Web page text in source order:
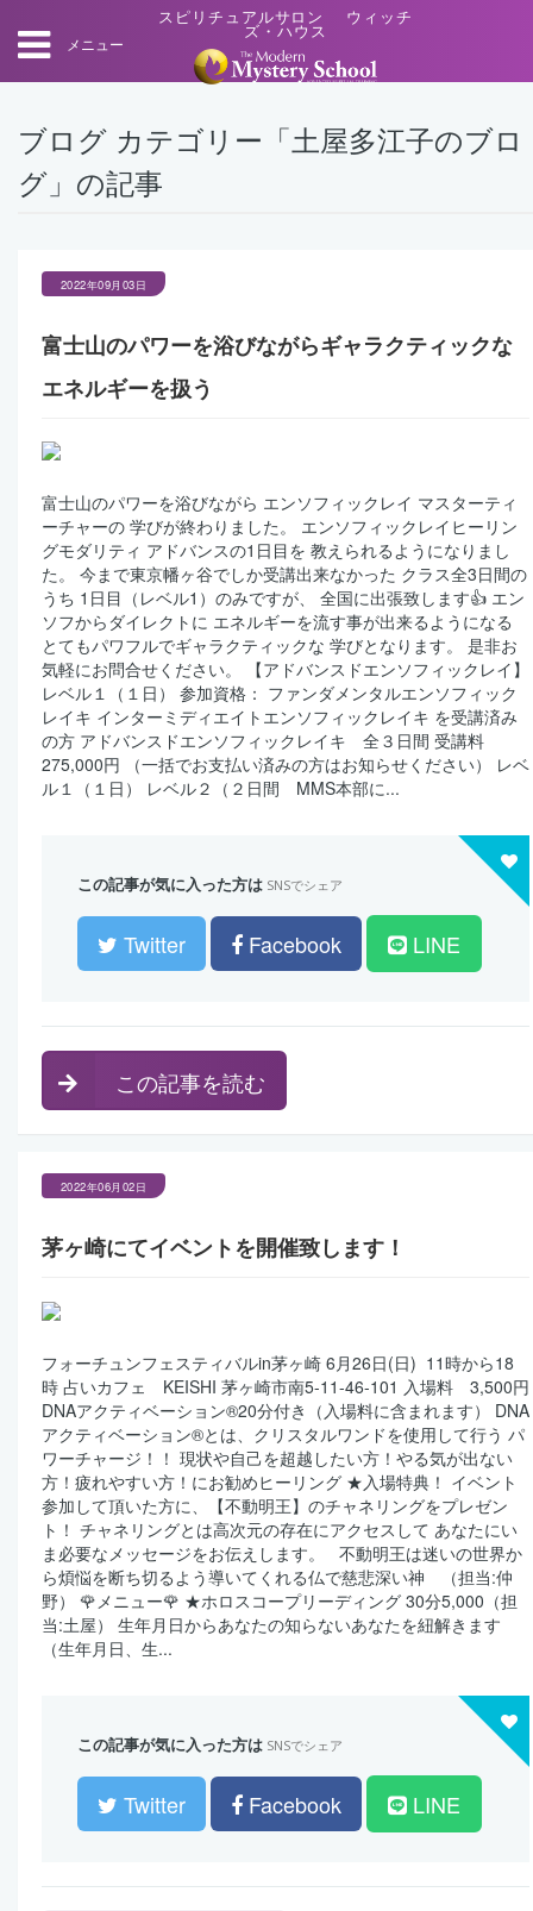
メニュー
スピリチュアルサロン ウィッチ
ズ・ハウス
ブログ カテゴリー「土屋多江子のブロ
グ」の記事
2022年09月03日
富士山のパワーを浴びながらギャラクティックな
エネルギーを扱う
富士山のパワーを浴びながら エンソフィックレイ マスターティ
ーチャーの 学びが終わりました。 エンソフィックレイヒーリン
グモダリティ アドバンスの1日目を 教えられるようになりまし
た。 今まで東京幡ヶ谷でしか受講出来なかった クラス全3日間の
うち 1日目（レベル1）のみですが、 全国に出張致します👍 エン
ソフからダイレクトに エネルギーを流す事が出来るようになる
とてもパワフルでギャラクティックな 学びとなります。 是非お
気軽にお問合せください。 【アドバンスドエンソフィックレイ】
レベル１（１日） 参加資格： ファンダメンタルエンソフィック
レイキ インターミディエイトエンソフィックレイキ を受講済み
の方 アドバンスドエンソフィックレイキ 全３日間 受講料
275,000円 （一括でお支払い済みの方はお知らせください） レベ
ル１（１日） レベル２（２日間 MMS本部に...
この記事が気に入った方は SNSでシェア
Twitter Facebook LINE
この記事を読む
2022年06月02日
茅ヶ崎にてイベントを開催致します！
フォーチュンフェスティバルin茅ヶ崎 6月26日(日) 11時から18
時 占いカフェ KEISHI 茅ヶ崎市南5-11-46-101 入場料 3,500円
DNAアクティベーション®︎20分付き（入場料に含まれます） DNA
アクティベーション®︎とは、クリスタルワンドを使用して行う パ
ワーチャージ！！ 現状や自己を超越したい方！やる気が出ない
方！疲れやすい方！にお勧めヒーリング ★入場特典！ イベント
参加して頂いた方に、【不動明王】のチャネリングをプレゼン
ト！ チャネリングとは高次元の存在にアクセスして あなたにい
ま必要なメッセージをお伝えします。 不動明王は迷いの世界か
ら煩悩を断ち切るよう導いてくれる仏で慈悲深い神 （担当:仲
野） 🌹メニュー🌹 ★ホロスコープリーディング 30分5,000（担
当:土屋） 生年月日からあなたの知らないあなたを紐解きます
（生年月日、生...
この記事が気に入った方は SNSでシェア
Twitter Facebook LINE